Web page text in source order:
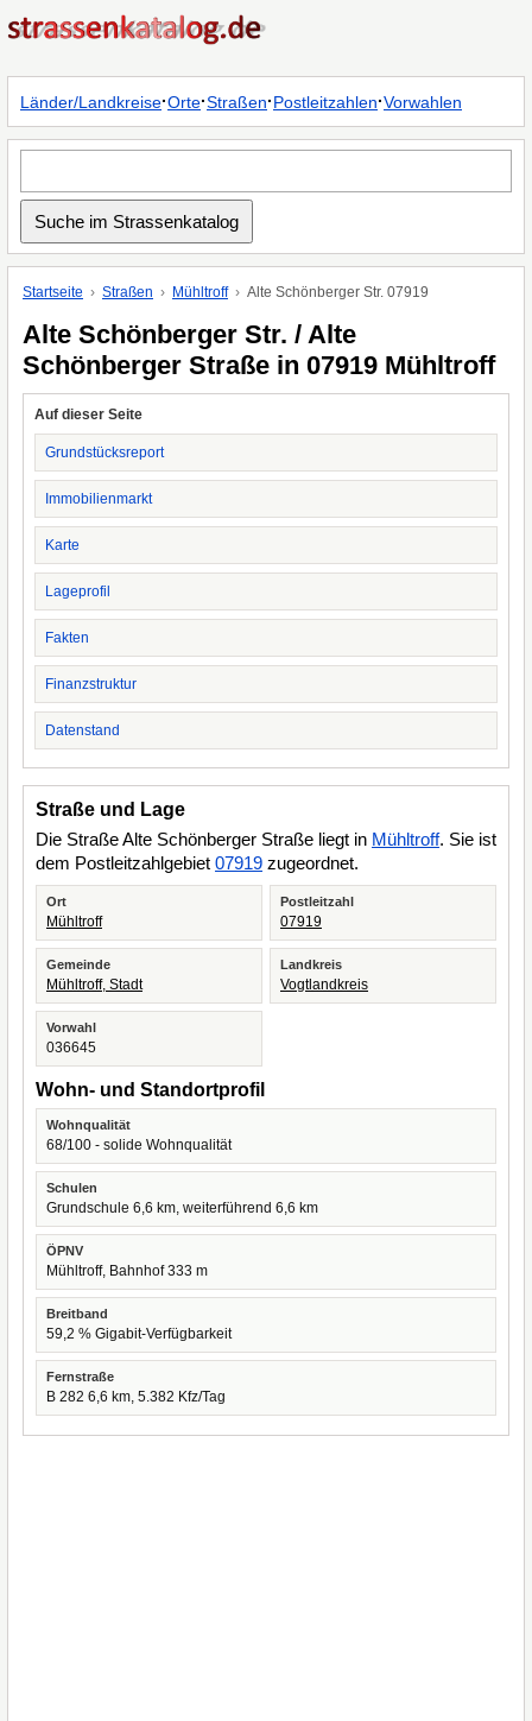
Länder/Landkreise·Orte·Straßen·Postleitzahlen·Vorwahlen
Startseite Straßen Mühltroff Alte Schönberger Str. 07919
Alte Schönberger Str. / Alte
Schönberger Straße in 07919 Mühltroff
Auf dieser Seite
Grundstücksreport
Immobilienmarkt
Karte
Lageprofil
Fakten
Finanzstruktur
Datenstand
Straße und Lage
Die Straße Alte Schönberger Straße liegt in Mühltroff. Sie ist
dem Postleitzahlgebiet 07919 zugeordnet.
Ort
Mühltroff
Postleitzahl
07919
Gemeinde
Mühltroff, Stadt
Landkreis
Vogtlandkreis
Vorwahl
036645
Wohn- und Standortprofil
Wohnqualität
68/100 - solide Wohnqualität
Schulen
Grundschule 6,6 km, weiterführend 6,6 km
ÖPNV
Mühltroff, Bahnhof 333 m
Breitband
59,2 % Gigabit-Verfügbarkeit
Fernstraße
B 282 6,6 km, 5.382 Kfz/Tag